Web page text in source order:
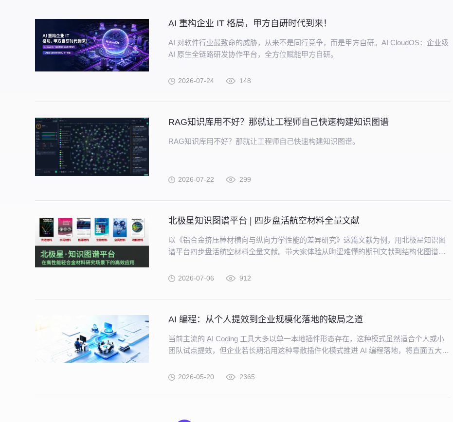
AI 重构企业 IT 格局，甲方自研时代到来！
AI 对软件行业最致命的威胁，从来不是同行竞争，而是甲方自研。AI CloudOS：企业级
AI 原生全链路研发协作平台，全方位赋能甲方自研。
2026-07-24 148
RAG知识库用不好？那就让工程师自己快速构建知识图谱
RAG知识库用不好？那就让工程师自己快速构建知识图谱。
2026-07-22 299
北极星知识图谱平台 | 四步盘活航空材料全量文献
以《铝合金挤压棒材横向与纵向力学性能的差异研究》这篇文献为例，用北极星知识图
谱平台四步盘活航空材料全量文献。带大家体验从晦涩难懂的期刊文献到结构化图谱的
2026-07-06 912
AI 编程：从个人提效到企业规模化落地的破局之道
当前主流的 AI Coding 工具大多以单一本地插件形态存在，这种模式虽然适合个人或小
团队试点提效，但企业若长期沿用这种零散插件化模式推进 AI 编程落地，将直面五大核
2026-05-20 2365